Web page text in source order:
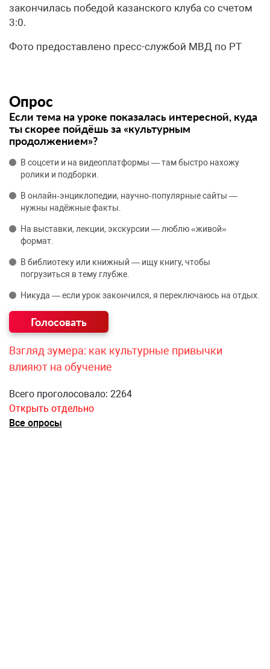
закончилась победой казанского клуба со счетом
3:0.
Фото предоставлено пресс-службой МВД по РТ
Опрос
Если тема на уроке показалась интересной, куда
ты скорее пойдёшь за «культурным
продолжением»?
В соцсети и на видеоплатформы — там быстро нахожу
ролики и подборки.
В онлайн‑энциклопедии, научно‑популярные сайты —
нужны надёжные факты.
На выставки, лекции, экскурсии — люблю «живой»
формат.
В библиотеку или книжный — ищу книгу, чтобы
погрузиться в тему глубже.
Никуда — если урок закончился, я переключаюсь на отдых.
Взгляд зумера: как культурные привычки
влияют на обучение
Всего проголосовало: 2264
Открыть отдельно
Все опросы